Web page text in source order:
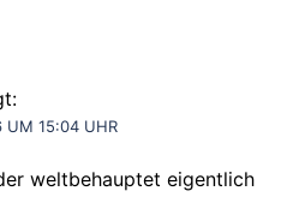
UM 15:04 UHR
weltbehauptet eigentlich